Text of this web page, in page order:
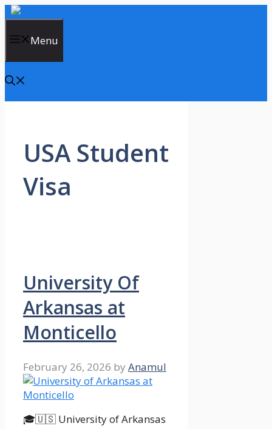
Skip
contentMenu
USA Student
Visa
University Of
Arkansas at
Monticello
February 26, 2026 by Anamul
🎓🇺🇸 University of Arkansas